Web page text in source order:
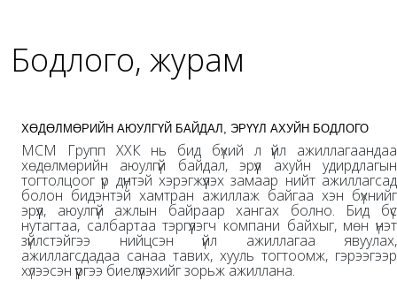
Бодлого, журам
ХӨДӨЛМӨРИЙН АЮУЛГҮЙ БАЙДАЛ, ЭРҮҮЛ АХУЙН БОДЛОГО
МСМ Групп ХХК нь бид бүхий л үйл ажиллагаандаа
хөдөлмөрийн аюулгүй байдал, эрүүл ахуйн удирдлагын
тогтолцоог үр дүнтэй хэрэгжүүлэх замаар нийт ажиллагсад
болон бидэнтэй хамтран ажиллаж байгаа хэн бүхнийг
эрүүл, аюулгүй ажлын байраар хангах болно. Бид бүс
нутагтаа, салбартаа тэргүүлэгч компани байхыг, мөн үнэт
зүйлстэйгээ нийцсэн үйл ажиллагаа явуулах,
ажиллагсдадаа санаа тавих, хууль тогтоомж, гэрээгээр
хүлээсэн үүргээ биелүүлэхийг зорьж ажиллана.